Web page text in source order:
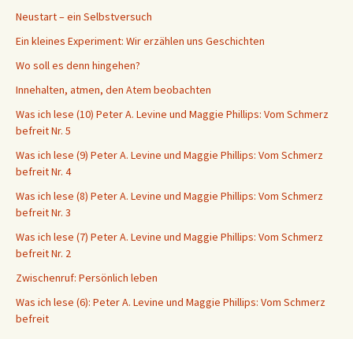
Neustart – ein Selbstversuch
Ein kleines Experiment: Wir erzählen uns Geschichten
Wo soll es denn hingehen?
Innehalten, atmen, den Atem beobachten
Was ich lese (10) Peter A. Levine und Maggie Phillips: Vom Schmerz
befreit Nr. 5
Was ich lese (9) Peter A. Levine und Maggie Phillips: Vom Schmerz
befreit Nr. 4
Was ich lese (8) Peter A. Levine und Maggie Phillips: Vom Schmerz
befreit Nr. 3
Was ich lese (7) Peter A. Levine und Maggie Phillips: Vom Schmerz
befreit Nr. 2
Zwischenruf: Persönlich leben
Was ich lese (6): Peter A. Levine und Maggie Phillips: Vom Schmerz
befreit